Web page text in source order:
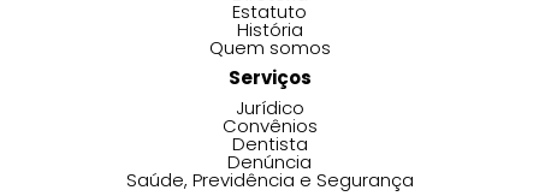
Estatuto
História
Quem somos
Serviços
Jurídico
Convênios
Dentista
Denúncia
Saúde, Previdência e Segurança